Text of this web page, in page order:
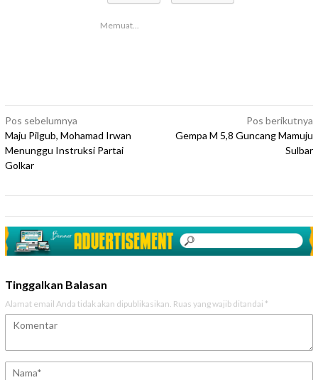
Memuat...
Navigasi
pos
Pos sebelumnya
Maju Pilgub, Mohamad Irwan
Menunggu Instruksi Partai
Golkar
Pos berikutnya
Gempa M 5,8 Guncang Mamuju
Sulbar
Tinggalkan Balasan
Alamat email Anda tidak akan dipublikasikan. Ruas yang wajib ditandai *